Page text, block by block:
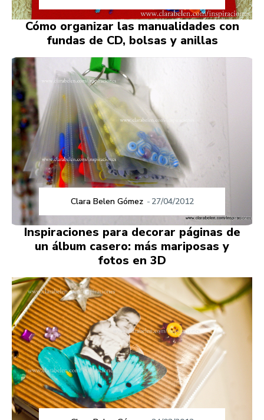
Cómo organizar las manualidades con
fundas de CD, bolsas y anillas
Clara Belen Gómez - 27/04/2012
Inspiraciones para decorar páginas de
un álbum casero: más mariposas y
fotos en 3D